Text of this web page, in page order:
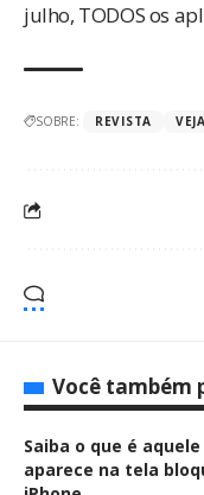
julho, TODOS os
SOBRE: REVISTA VEJA
Você também
Saiba o que é
aparece na tela